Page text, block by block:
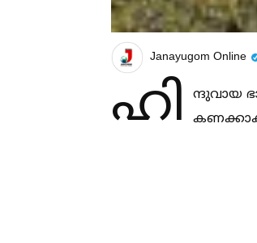
Janayugom Online
ഹി
ന്ദുവായ